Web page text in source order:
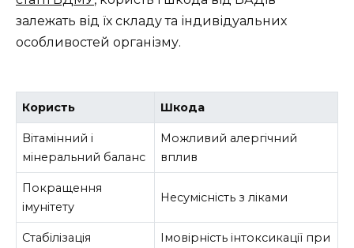
залежать від їх складу та індивідуальних
особливостей організму.
Користь Шкода
Вітамінний і
мінеральний баланс
Можливий алергічний
вплив
Покращення
імунітету
Несумісність з ліками
Стабілізація
Імовірність інтоксикації при